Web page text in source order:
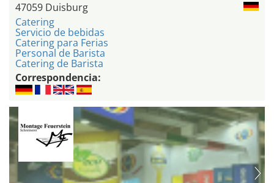
47059 Duisburg
Catering
Servicio de bebidas
Catering para Ferias
Personal de Barista
Catering de Barista
Correspondencia: